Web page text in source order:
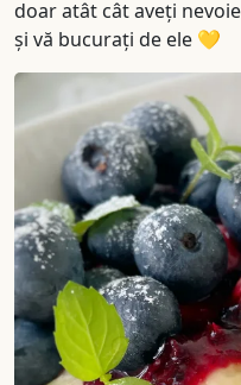
doar atât cât aveți
și vă bucurați de ele 💛